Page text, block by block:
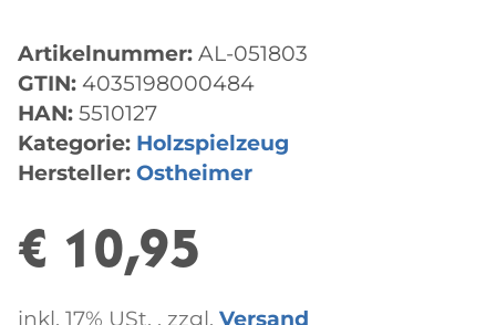
Artikelnummer: AL-051803
GTIN: 4035198000484
HAN: 5510127
Kategorie: Holzspielzeug
Hersteller: Ostheimer
€ 10,95
inkl. 17% USt. , zzgl. Versand